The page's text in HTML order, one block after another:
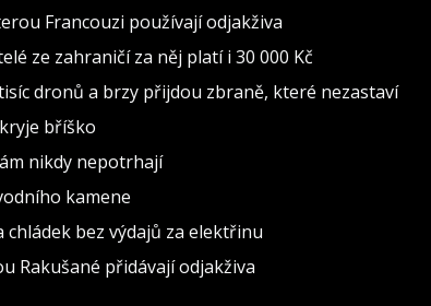
Francouzi používají odjakživa
ze zahraničí za něj platí i 30 000 Kč
dronů a brzy přijdou zbraně, které nezastaví
bříško
nikdy nepotrhají
kamene
bez výdajů za elektřinu
Rakušané přidávají odjakživa